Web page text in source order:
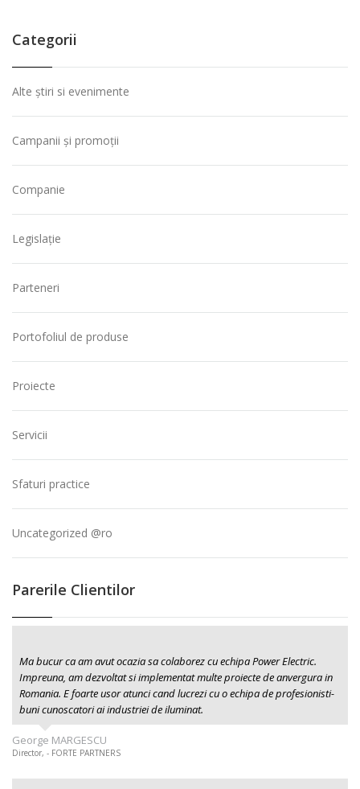
Categorii
Alte știri si evenimente
Campanii și promoții
Companie
Legislație
Parteneri
Portofoliul de produse
Proiecte
Servicii
Sfaturi practice
Uncategorized @ro
Parerile Clientilor
Ma bucur ca am avut ocazia sa colaborez cu echipa Power Electric.
Impreuna, am dezvoltat si implementat multe proiecte de anvergura in
Romania. E foarte usor atunci cand lucrezi cu o echipa de profesionisti-
buni cunoscatori ai industriei de iluminat.
George MARGESCU
Director, - FORTE PARTNERS